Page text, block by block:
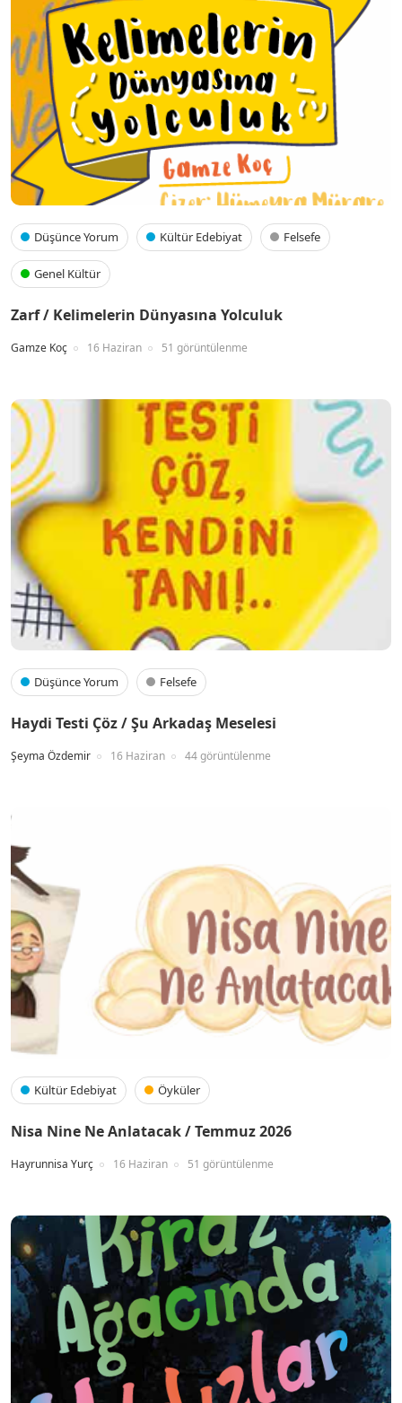
Düşünce Yorum Kültür Edebiyat Felsefe
Genel Kültür
Zarf / Kelimelerin Dünyasına Yolculuk
Gamze Koç 16 Haziran 51 görüntülenme
Düşünce Yorum Felsefe
Haydi Testi Çöz / Şu Arkadaş Meselesi
Şeyma Özdemir 16 Haziran 44 görüntülenme
Kültür Edebiyat Öyküler
Nisa Nine Ne Anlatacak / Temmuz 2026
Hayrunnisa Yurç 16 Haziran 51 görüntülenme